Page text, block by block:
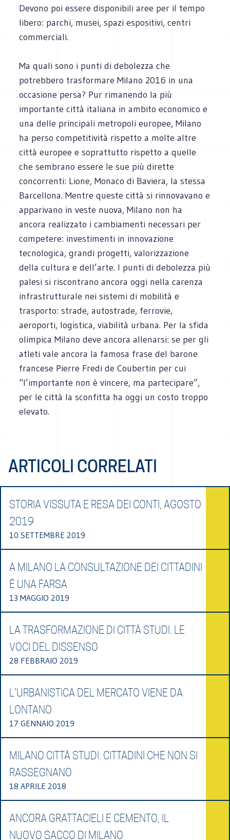
Devono poi essere disponibili aree per il tempo
libero: parchi, musei, spazi espositivi, centri
commerciali.
Ma quali sono i punti di debolezza che
potrebbero trasformare Milano 2016 in una
occasione persa? Pur rimanendo la più
importante città italiana in ambito economico e
una delle principali metropoli europee, Milano
ha perso competitività rispetto a molte altre
città europee e soprattutto rispetto a quelle
che sembrano essere le sue più dirette
concorrenti: Lione, Monaco di Baviera, la stessa
Barcellona. Mentre queste città si rinnovavano e
apparivano in veste nuova, Milano non ha
ancora realizzato i cambiamenti necessari per
competere: investimenti in innovazione
tecnologica, grandi progetti, valorizzazione
della cultura e dell’arte. I punti di debolezza più
palesi si riscontrano ancora oggi nella carenza
infrastrutturale nei sistemi di mobilità e
trasporto: strade, autostrade, ferrovie,
aeroporti, logistica, viabilità urbana. Per la sfida
olimpica Milano deve ancora allenarsi: se per gli
atleti vale ancora la famosa frase del barone
francese Pierre Fredi de Coubertin per cui
“l’importante non è vincere, ma partecipare”,
per le città la sconfitta ha oggi un costo troppo
elevato.
ARTICOLI CORRELATI
STORIA VISSUTA E RESA DEI CONTI, AGOSTO
2019
10 SETTEMBRE 2019
A MILANO LA CONSULTAZIONE DEI CITTADINI
È UNA FARSA
13 MAGGIO 2019
LA TRASFORMAZIONE DI CITTÀ STUDI. LE
VOCI DEL DISSENSO
28 FEBBRAIO 2019
L’URBANISTICA DEL MERCATO VIENE DA
LONTANO
17 GENNAIO 2019
MILANO CITTÀ STUDI. CITTADINI CHE NON SI
RASSEGNANO
18 APRILE 2018
ANCORA GRATTACIELI E CEMENTO, IL
NUOVO SACCO DI MILANO